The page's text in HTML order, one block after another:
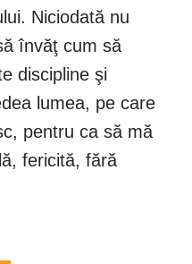
Niciodată nu
învăţ cum să
discipline şi
lumea, pe care
pentru ca să mă
fericită, fără